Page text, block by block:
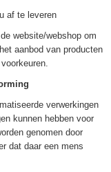
te leveren
website/webshop om
aanbod van producten
verwerkingen
kunnen hebben voor
genomen door
dat daar een mens